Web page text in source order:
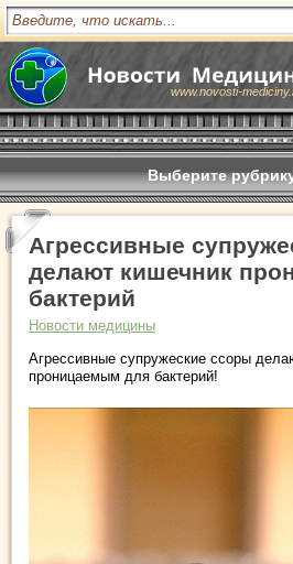
www.novosti-
Выберите
Агрессивные
делают кишечник
бактерий
Новости медицины
Агрессивные супружеские ссоры
проницаемым для бактерий!